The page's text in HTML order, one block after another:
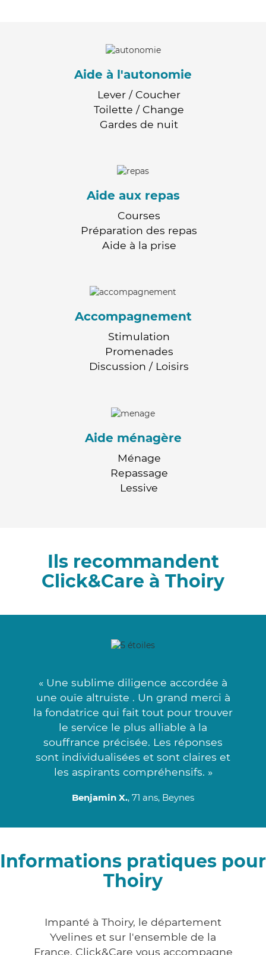
Aide à l'autonomie
Lever / Coucher
Toilette / Change
Gardes de nuit
Aide aux repas
Courses
Préparation des repas
Aide à la prise
Accompagnement
Stimulation
Promenades
Discussion / Loisirs
Aide ménagère
Ménage
Repassage
Lessive
Ils recommandent
Click&Care à Thoiry
« Une sublime diligence accordée à
une ouïe altruiste . Un grand merci à
la fondatrice qui fait tout pour trouver
le service le plus alliable à la
souffrance précisée. Les réponses
sont individualisées et sont claires et
les aspirants compréhensifs. »
Benjamin X., 71 ans, Beynes
Informations pratiques pour
Thoiry
Impanté à Thoiry, le département
Yvelines et sur l'ensemble de la
France, Click&Care vous accompagne